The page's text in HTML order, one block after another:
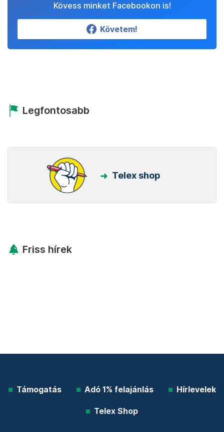
Kövess minket Facebookon is!
Követem!
Legfontosabb
Telex shop
Friss hírek
Támogatás Adó 1% felajánlás Hírlevelek
Telex Shop